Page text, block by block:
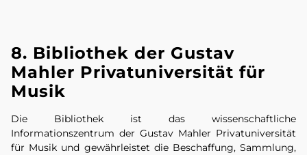
8. Bibliothek der Gustav
Mahler Privatuniversität für
Musik
Die Bibliothek ist das wissenschaftliche
Informationszentrum der Gustav Mahler Privatuniversität
für Musik und gewährleistet die Beschaffung, Sammlung,